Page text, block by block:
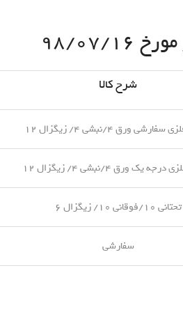
۰۷/۱۶
شرح کالا
ورق ۴/نبشی ۴/ زیگزال ۱۲
یک ورق ۴/نبشی ۴/ زیگزال ۱۲
تحتانی ۱۰/فوقانی ۱۰/ زیگزال ۶
سفارشی